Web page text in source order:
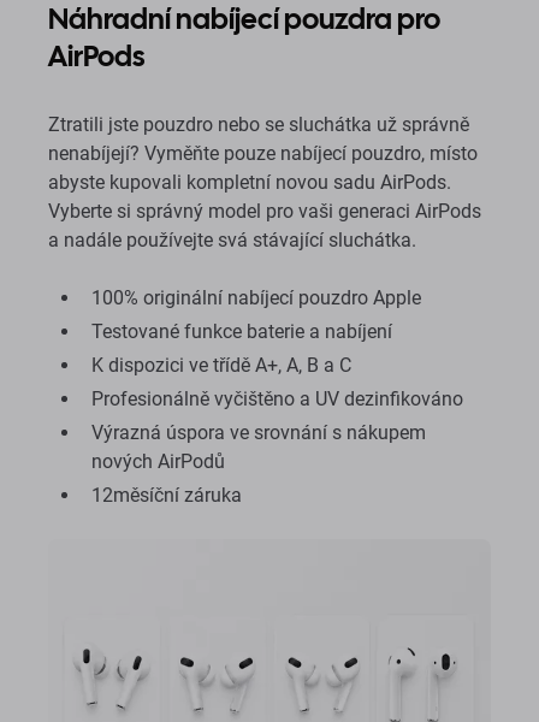
Náhradní nabíjecí pouzdra pro
AirPods
Ztratili jste pouzdro nebo se sluchátka už správně
nenabíjejí? Vyměňte pouze nabíjecí pouzdro, místo
abyste kupovali kompletní novou sadu AirPods.
Vyberte si správný model pro vaši generaci AirPods
a nadále používejte svá stávající sluchátka.
100% originální nabíjecí pouzdro Apple
Testované funkce baterie a nabíjení
K dispozici ve třídě A+, A, B a C
Profesionálně vyčištěno a UV dezinfikováno
Výrazná úspora ve srovnání s nákupem
nových AirPodů
12měsíční záruka